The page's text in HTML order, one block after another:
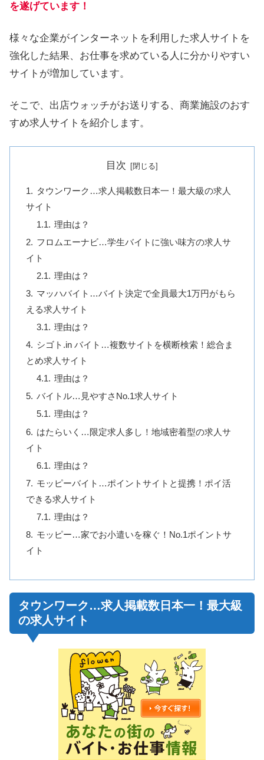
を遂げています！
様々な企業がインターネットを利用した求人サイトを
強化した結果、お仕事を求めている人に分かりやすい
サイトが増加しています。
そこで、出店ウォッチがお送りする、商業施設のおす
すめ求人サイトを紹介します。
目次
タウンワーク…求人掲載数日本一！最大級の求人
サイト
理由は？
フロムエーナビ…学生バイトに強い味方の求人サ
イト
理由は？
マッハバイト…バイト決定で全員最大1万円がもら
える求人サイト
理由は？
シゴト.in バイト…複数サイトを横断検索！総合ま
とめ求人サイト
理由は？
バイトル…見やすさNo.1求人サイト
理由は？
はたらいく…限定求人多し！地域密着型の求人サ
イト
理由は？
モッピーバイト…ポイントサイトと提携！ポイ活
できる求人サイト
理由は？
モッピー…家でお小遣いを稼ぐ！No.1ポイントサ
イト
タウンワーク…求人掲載数日本一！最大級
の求人サイト